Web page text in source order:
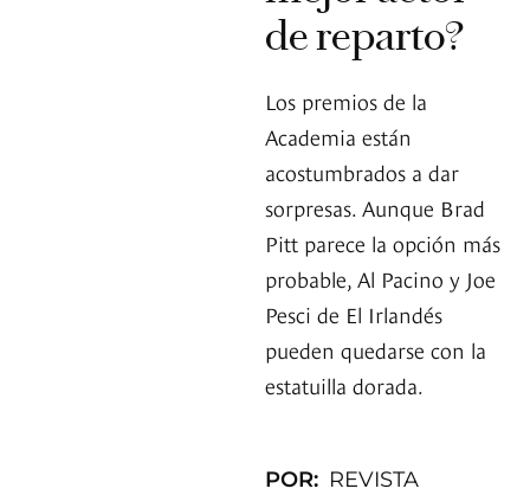
de reparto?
Los premios de la
Academia están
acostumbrados a dar
sorpresas. Aunque Brad
Pitt parece la opción más
probable, Al Pacino y Joe
Pesci de El Irlandés
pueden quedarse con la
estatuilla dorada.
POR: REVISTA